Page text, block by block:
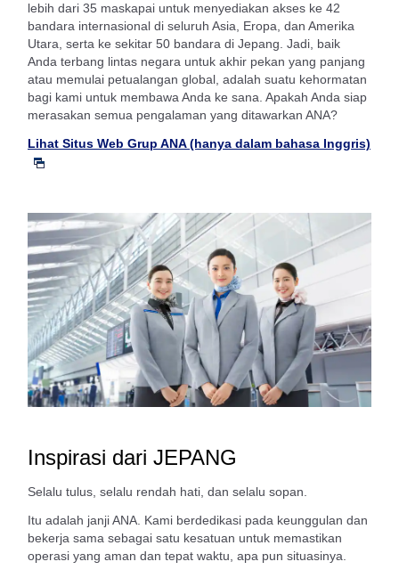
lebih dari 35 maskapai untuk menyediakan akses ke 42
bandara internasional di seluruh Asia, Eropa, dan Amerika
Utara, serta ke sekitar 50 bandara di Jepang. Jadi, baik
Anda terbang lintas negara untuk akhir pekan yang panjang
atau memulai petualangan global, adalah suatu kehormatan
bagi kami untuk membawa Anda ke sana. Apakah Anda siap
merasakan semua pengalaman yang ditawarkan ANA?
Lihat Situs Web Grup ANA (hanya dalam bahasa Inggris)
Inspirasi dari JEPANG
Selalu tulus, selalu rendah hati, dan selalu sopan.
Itu adalah janji ANA. Kami berdedikasi pada keunggulan dan
bekerja sama sebagai satu kesatuan untuk memastikan
operasi yang aman dan tepat waktu, apa pun situasinya.